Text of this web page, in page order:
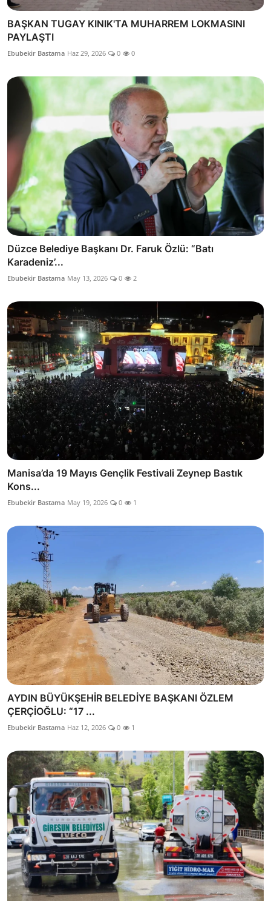
BAŞKAN TUGAY KINIK'TA MUHARREM LOKMASINI
PAYLAŞTI
Ebubekir Bastama Haz 29, 2026 0 0
Düzce Belediye Başkanı Dr. Faruk Özlü: “Batı
Karadeniz’...
Ebubekir Bastama May 13, 2026 0 2
Manisa’da 19 Mayıs Gençlik Festivali Zeynep Bastık
Kons...
Ebubekir Bastama May 19, 2026 0 1
AYDIN BÜYÜKŞEHİR BELEDİYE BAŞKANI ÖZLEM
ÇERÇİOĞLU: “17 ...
Ebubekir Bastama Haz 12, 2026 0 1